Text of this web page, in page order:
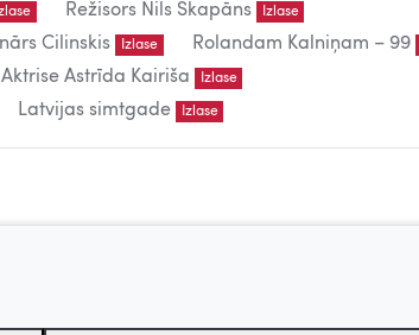
Režisors Nils Skapāns Izlase
Cilinskis Izlase Rolandam Kalniņam – 99
Aktrise Astrīda Kairiša Izlase
Latvijas simtgade Izlase